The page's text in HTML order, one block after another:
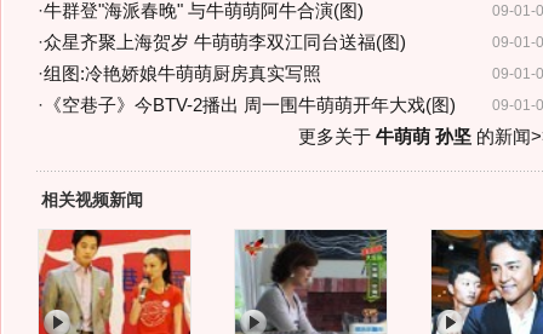
09-01-
·牛群登"海派春晚" 与牛萌萌阿牛合演(图)
09-01-
·众星齐聚上海贺岁 牛萌萌李双江同台送福(图)
09-01-
·组图:冷艳娇娘牛萌萌厨房真实写照
09-01-
· 《空巷子》今BTV-2播出 周一围牛萌萌开年大戏(图)
更多关于 牛萌萌 孙坚的新闻
相关视频新闻